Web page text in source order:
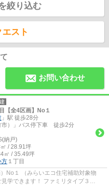
絞り込む
スト
お問い合わせ
【全4区画】No１
」駅 徒歩28分
市）」バス停下車 徒歩2分
納戸)
/ 28.91坪
㎡ / 35.49坪
方 １丁目
No１ （みらいエコ住宅補助対象物
ファミリタイプ３